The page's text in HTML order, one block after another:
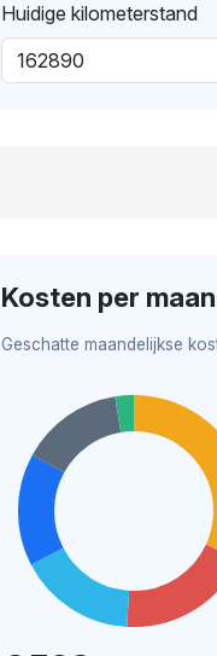
Huidige kilometerstand
Kosten per
Geschatte maandelijkse